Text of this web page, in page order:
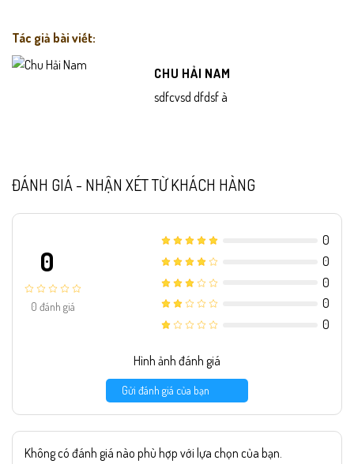
Tác giả bài viết:
CHU HẢI NAM
sdfcvsd dfdsf à
ĐÁNH GIÁ - NHẬN XÉT TỪ KHÁCH HÀNG
0
0 đánh giá
0
0
0
0
0
Hình ảnh đánh giá
Gửi đánh giá của bạn
Không có đánh giá nào phù hợp với lựa chọn của bạn.